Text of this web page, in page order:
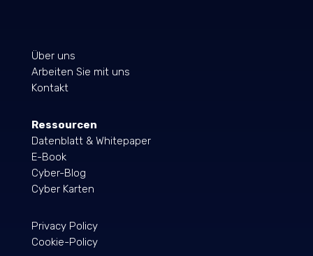
Über uns
Arbeiten Sie mit uns
Kontakt
Ressourcen
Datenblatt & Whitepaper
E-Book
Cyber-Blog
Cyber Karten
Privacy Policy
Cookie-Policy